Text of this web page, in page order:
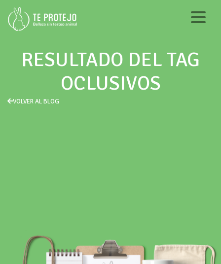
RESULTADO DEL TAG
OCLUSIVOS
VOLVER AL BLOG